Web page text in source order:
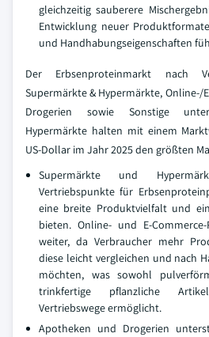
gleichzeitig sauberere
Entwicklung neuer
und Handhabungseigenschaften
Der Erbsenproteinmarkt nach
Supermärkte & Hypermärkte, Online-/
Drogerien sowie Sonstige
Hypermärkte halten mit einem
US-Dollar im Jahr 2025 den größten
Supermärkte und
Vertriebspunkte für
eine breite Produktvielfalt und
bieten. Online- und E-
weiter, da Verbraucher mehr
diese leicht vergleichen und nach
möchten, was sowohl
trinkfertige pflanzliche
Vertriebswege ermöglicht.
Apotheken und Drogerien